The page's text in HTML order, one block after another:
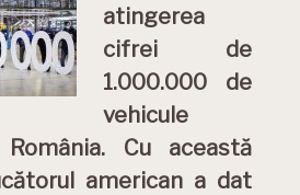
atingerea
cifrei de
1.000.000 de
vehicule
Cu această
american a dat